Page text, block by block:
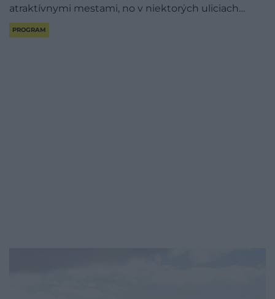
atraktívnymi mestami, no v niektorých uliciach…
PROGRAM